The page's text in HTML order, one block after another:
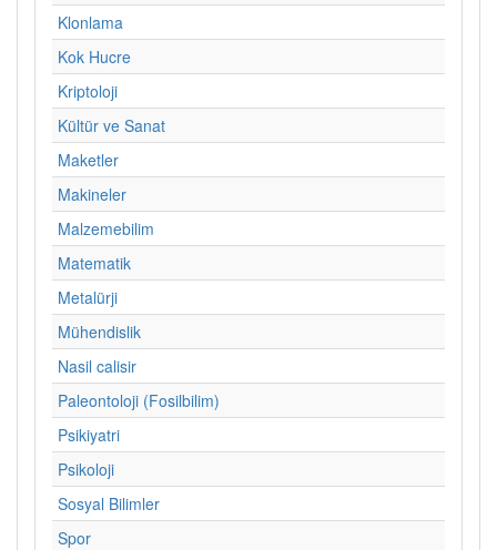
Klonlama
Kok Hucre
Kriptoloji
Kültür ve Sanat
Maketler
Makineler
Malzemebilim
Matematik
Metalürji
Mühendislik
Nasil calisir
Paleontoloji (Fosilbilim)
Psikiyatri
Psikoloji
Sosyal Bilimler
Spor